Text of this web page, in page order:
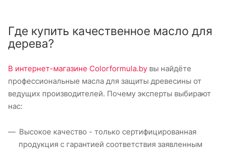
Где купить качественное масло для
дерева?
В интернет-магазине Colorformula.by вы найдёте
профессиональные масла для защиты древесины от
ведущих производителей. Почему эксперты выбирают
нас:
Высокое качество - только сертифицированная
продукция с гарантией соответствия заявленным